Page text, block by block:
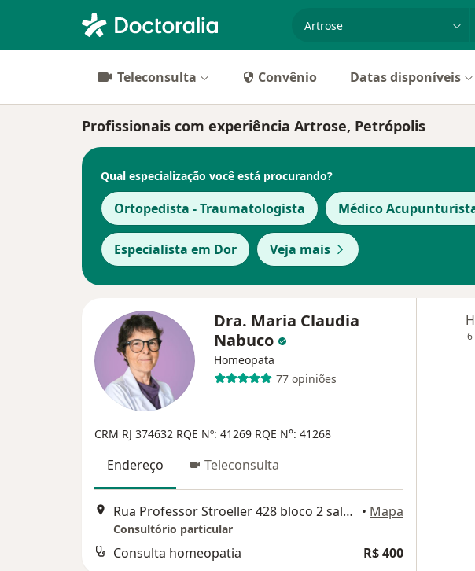
Teleconsulta Convênio Datas disponíveis
Profissionais com experiência Artrose, Petrópolis
Qual especialização você está procurando?
Ortopedista - Traumatologista Médico
Especialista em Dor Veja mais
Dra. Maria Claudia
Nabuco
Homeopata
77 opiniões
CRM RJ 374632 RQE Nº: 41269 RQE N°: 41268
Endereço Teleconsulta
Rua Professor Stroeller 428 bloco 2 sala 102, Petrópolis • Mapa
Consultório particular
Consulta homeopatia R$ 400
6